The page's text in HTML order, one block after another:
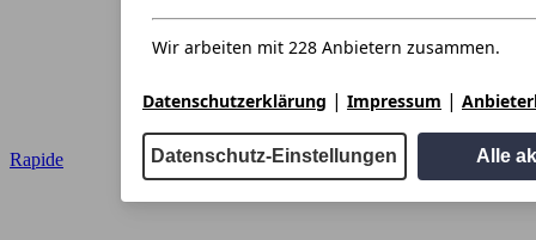
Rapide
Wir arbeiten mit 228 Anbietern zusammen.
Datenschutzerklärung | Impressum |
Datenschutz-Einstellungen Alle